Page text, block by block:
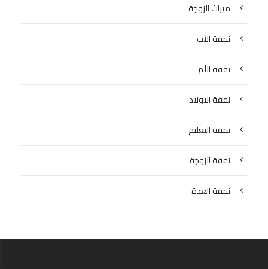
ميراث الزوجة
نفقة الأب
نفقة الأم
نفقة الاولاد
نفقة التعليم
نفقة الزوجة
نفقة العدة